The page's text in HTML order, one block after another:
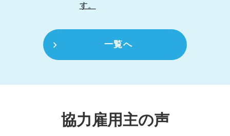
す。
一覧へ
協力雇用主の声